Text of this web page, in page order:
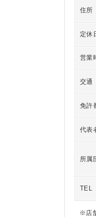
住所
定休
営業
交通
免許
代表
所属
TEL
※店